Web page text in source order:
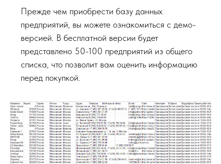
Прежде чем приобрести базу данных
предприятий, вы можете ознакомиться с демо-
версией. В бесплатной версии будет
представлено 50-100 предприятий из общего
списка, что позволит вам оценить информацию
перед покупкой.